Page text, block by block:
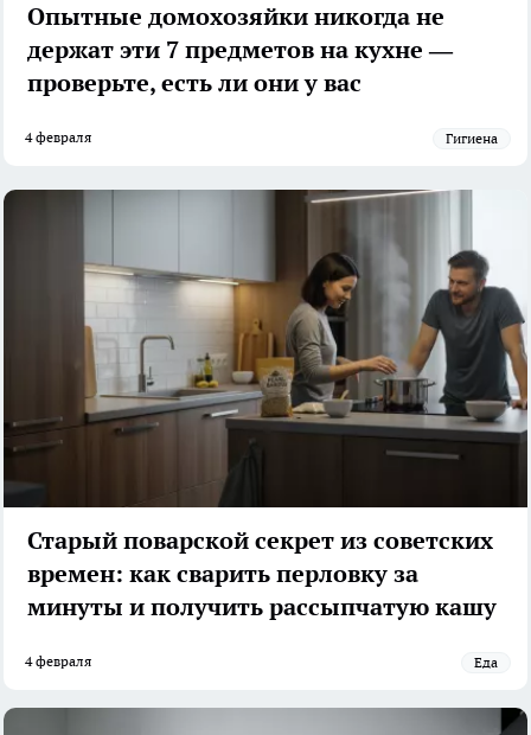
Опытные домохозяйки никогда не
держат эти 7 предметов на кухне —
проверьте, есть ли они у вас
4 февраля гигиена
Старый поварской секрет из советских
времен: как сварить перловку за
минуты и получить рассыпчатую кашу
4 февраля Еда